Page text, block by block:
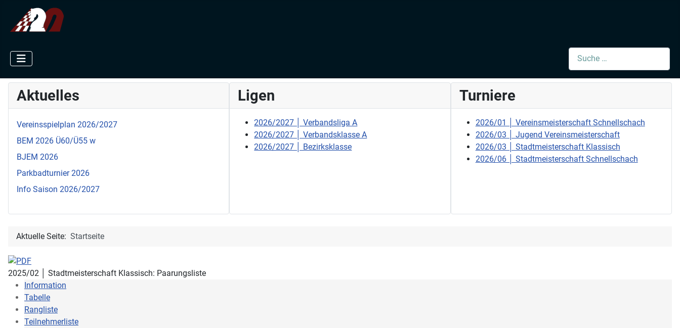
Suchen
Aktuelles
Vereinsspielplan 2026/2027
BEM 2026 Ü60/Ü55 w
BJEM 2026
Parkbadturnier 2026
Info Saison 2026/2027
Ligen
2026/2027 │ Verbandsliga A
2026/2027 │ Verbandsklasse A
2026/2027 │ Bezirksklasse
Turniere
2026/01 │ Vereinsmeisterschaft Schnellschach
2026/03 │ Jugend Vereinsmeisterschaft
2026/03 │ Stadtmeisterschaft Klassisch
2026/06 │ Stadtmeisterschaft Schnellschach
Aktuelle Seite: Startseite
2025/02 │ Stadtmeisterschaft Klassisch: Paarungsliste
Information
Tabelle
Rangliste
Teilnehmerliste